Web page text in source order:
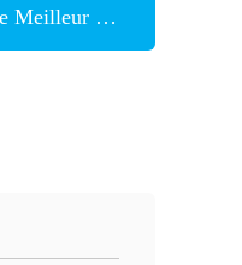
Meilleur Prix